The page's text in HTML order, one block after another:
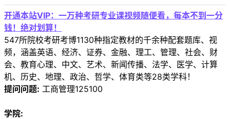
开通本站VIP：一万种考研专业课视频随便看，每本不到一分
钱！绝对划算！
547所院校考研考博1130种指定教材的千余种配套题库、视
频，涵盖英语、经济、证券、金融、理工、管理、社会、财
会、教育心理、中文、艺术、新闻传播、法学、医学、计算
机、历史、地理、政治、哲学、体育类等28类学科！
提问问题: 工商管理125100
学院: